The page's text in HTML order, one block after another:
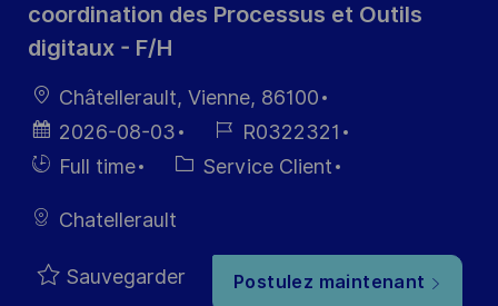
coordination des Processus et Outils
digitaux - F/H
localisation
Châtellerault, Vienne, 86100
Date
d’affichage
2026-08-03
Référence
du poste
R0322321
HiringFull time Catégorie
Service Client
Chatellerault
Sauvegarder Postulez maintenant